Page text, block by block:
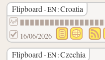
Flipboard - EN :Croatia
16/06/2026
Flipboard - EN :Czechia